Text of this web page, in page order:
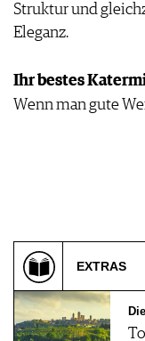
Struktur und
Eleganz.
Ihr bestes
Wenn man gute
EXTRAS